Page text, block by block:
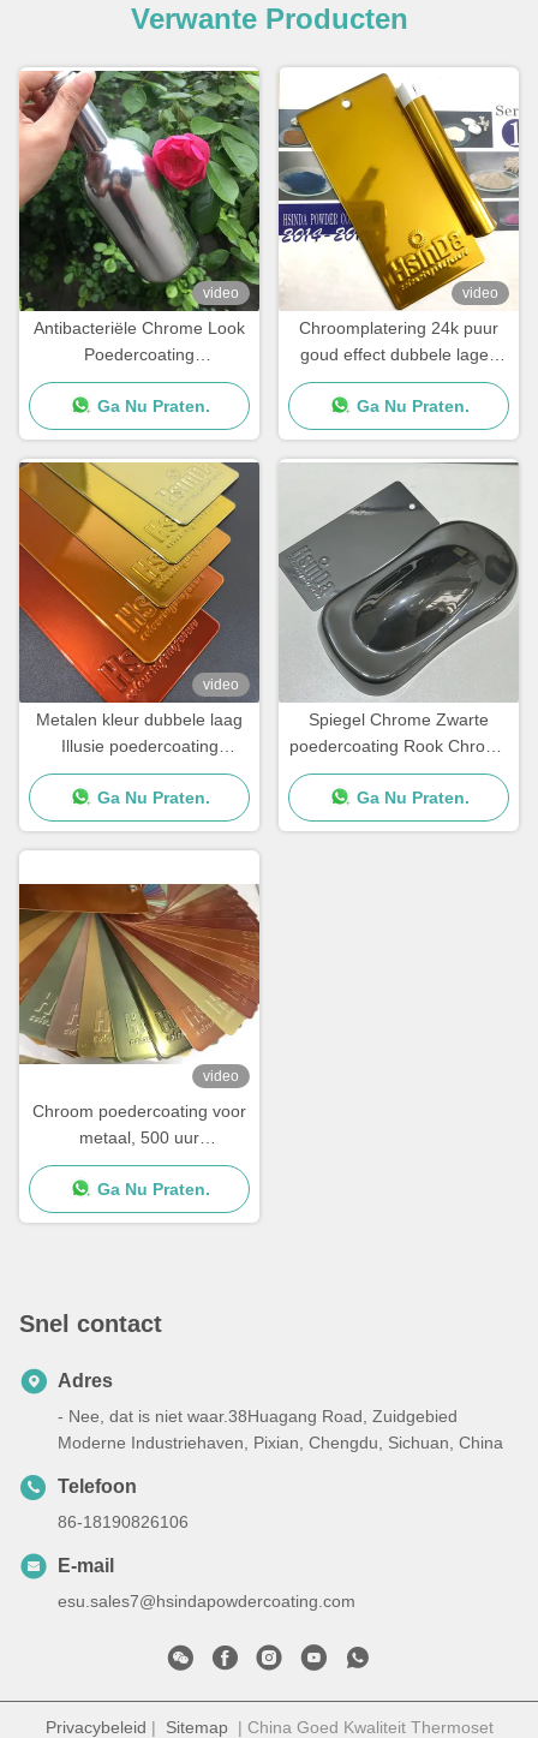
Verwante Producten
video
Antibacteriële Chrome Look
Poedercoating
Hoogglanzend Goed
mechanisch vermogen
Ga Nu Praten.
video
Chroomplatering 24k puur
goud effect dubbele lagen
elektrostatische
poedercoating voor luxe
meubels
Ga Nu Praten.
video
Metalen kleur dubbele laag
Illusie poedercoating
Chroom effect verf
Ga Nu Praten.
Spiegel Chrome Zwarte
poedercoating Rook Chrome
poedercoat
Ga Nu Praten.
video
Chroom poedercoating voor
metaal, 500 uur
zoutsproeitest, 50KG/cm
impact
Ga Nu Praten.
Snel contact
Adres
- Nee, dat is niet waar.38Huagang Road, Zuidgebied
Moderne Industriehaven, Pixian, Chengdu, Sichuan, China
Telefoon
86-18190826106
E-mail
esu.sales7@hsindapowdercoating.com
Privacybeleid | Sitemap| China Goed Kwaliteit Thermoset